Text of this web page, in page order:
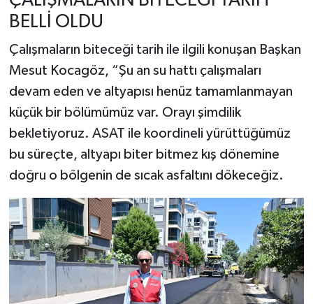
BELLİ OLDU
Çalışmaların biteceği tarih ile ilgili konuşan Başkan
Mesut Kocagöz, “Şu an su hattı çalışmaları
devam eden ve altyapısı henüz tamamlanmayan
küçük bir bölümümüz var. Orayı şimdilik
bekletiyoruz. ASAT ile koordineli yürüttüğümüz
bu süreçte, altyapı biter bitmez kış dönemine
doğru o bölgenin de sıcak asfaltını dökeceğiz.